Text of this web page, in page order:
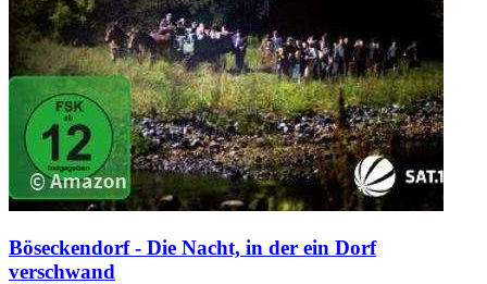
Böseckendorf - Die Nacht, in der ein Dorf
verschwand